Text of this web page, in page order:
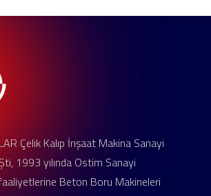
Çelik Kalıp İnşaat Makina Sanayi
1993 yılında Ostim Sanayi
Beton Boru Makineleri